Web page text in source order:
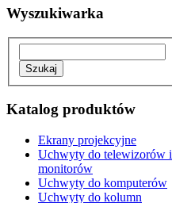
Wyszukiwarka
Katalog produktów
Ekrany projekcyjne
Uchwyty do telewizorów i
monitorów
Uchwyty do komputerów
Uchwyty do kolumn